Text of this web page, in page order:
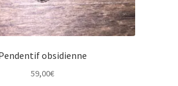
obsidienne
59,00€